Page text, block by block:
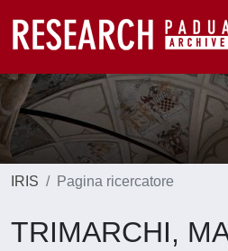
IRIS Pagina ricercatore
TRIMARCHI,